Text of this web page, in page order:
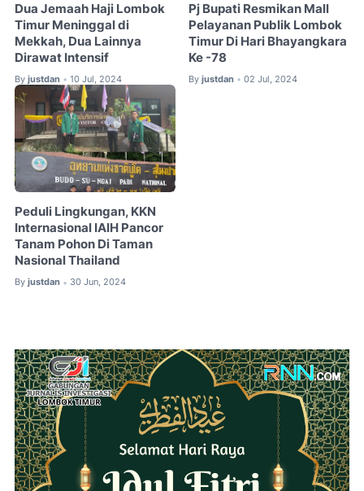
Dua Jemaah Haji Lombok
Timur Meninggal di
Mekkah, Dua Lainnya
Dirawat Intensif
By justdan • 10 Jul, 2024
Pj Bupati Resmikan Mall
Pelayanan Publik Lombok
Timur Di Hari Bhayangkara
Ke -78
By justdan • 02 Jul, 2024
Peduli Lingkungan, KKN
Internasional IAIH Pancor
Tanam Pohon Di Taman
Nasional Thailand
By justdan • 30 Jun, 2024